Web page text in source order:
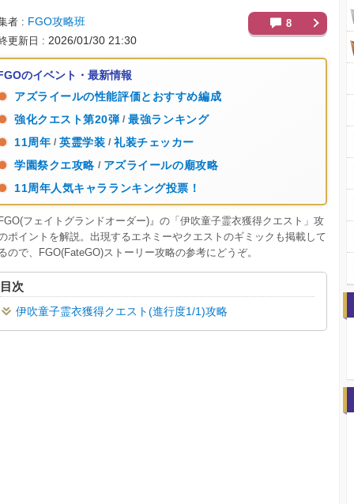
者 FGO攻略班
更新日 2026/01/30 21:30
8
のイベント・最新情報
アズライールの性能評価とおすすめ編成
強化クエスト第20弾 / 最強ランキング
11周年 / 英霊学装 / 礼装チェッカー
学園祭クエ攻略 / アズライールの廟攻略
11周年人気キャラランキング投票！
FGO(フェイトグランドオーダー)』の「伊吹童子霊衣獲得クエスト」攻
ポイントを解説。出現するエネミーやクエストのギミックも掲載して
ので、FGO(FateGO)ストーリー攻略の参考にどうぞ。
目次
伊吹童子霊衣獲得クエスト(進行度1/1)攻略